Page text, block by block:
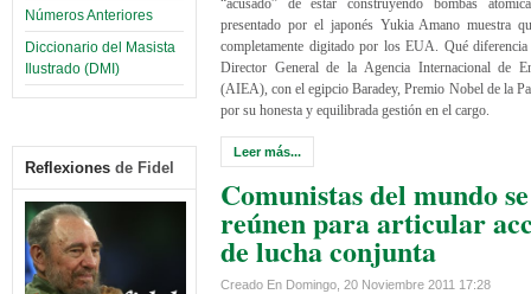
Números Anteriores
Diccionario del Masista
Ilustrado (DMI)
Reflexiones de Fidel
presentado por el japonés Yukia Amano muestra
completamente digitado por los EUA. Qué
Director General de la Agencia Internacional de
(AIEA), con el egipcio Baradey, Premio Nobel de la
por su honesta y equilibrada gestión en el cargo.
Leer más...
Comunistas del mundo se
reúnen para articular
de lucha conjunta
Creado En Domingo, 20 Noviembre 2011 17:28